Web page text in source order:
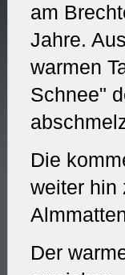
am
Jahre.
warmen
Schnee"
Die
weiter hin
Der